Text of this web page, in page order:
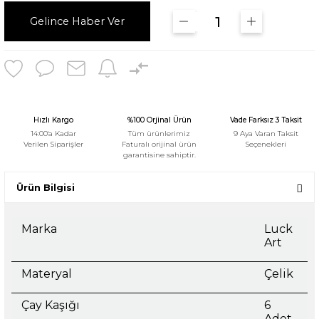
Gelince Haber Ver
Hızlı Kargo
14:00'a Kadar
Verilen Siparişler
%100 Orjinal Ürün
Tüm ürünlerimiz
Faturalı orijinal ürün
garantisine sahiptir.
Vade Farksız 3 Taksit
9 Aya Varan Taksit
Seçenekleri
Ürün Bilgisi
Marka
Luck
Art
Materyal Çelik
Çay Kaşığı
6